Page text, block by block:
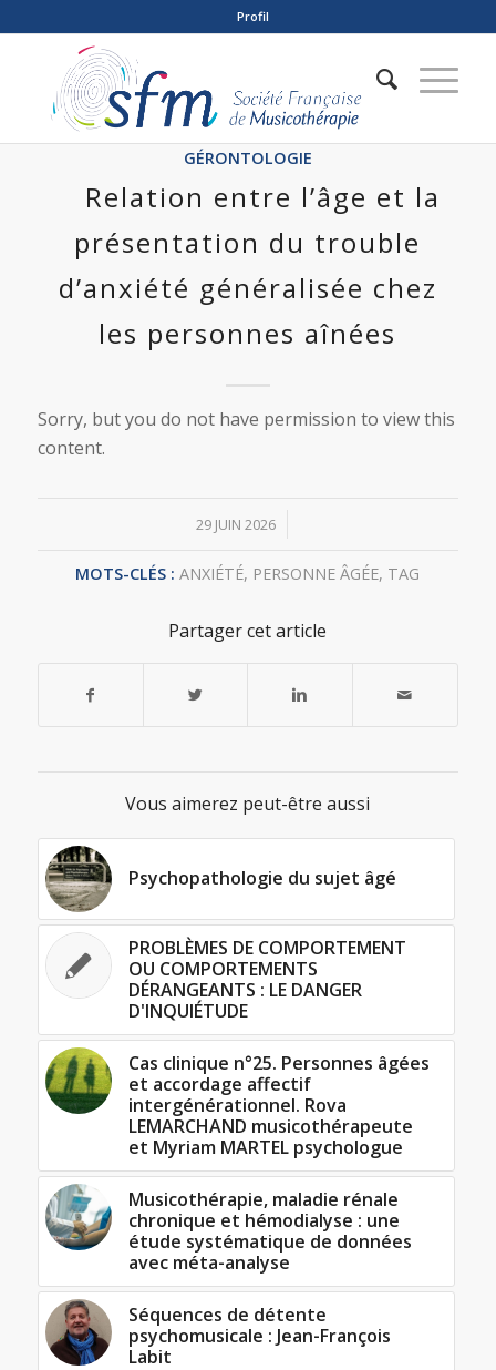
Profil
GÉRONTOLOGIE
Relation entre l’âge et la
présentation du trouble
d’anxiété généralisée chez
les personnes aînées
Sorry, but you do not have permission to view this
content.
29 JUIN 2026
/
MOTS-CLÉS : ANXIÉTÉ, PERSONNE ÂGÉE, TAG
Partager cet article
Vous aimerez peut-être aussi
Psychopathologie du sujet âgé
PROBLÈMES DE COMPORTEMENT
OU COMPORTEMENTS
DÉRANGEANTS : LE DANGER
D'INQUIÉTUDE
Cas clinique n°25. Personnes âgées
et accordage affectif
intergénérationnel. Rova
LEMARCHAND musicothérapeute
et Myriam MARTEL psychologue
Musicothérapie, maladie rénale
chronique et hémodialyse : une
étude systématique de données
avec méta-analyse
Séquences de détente
psychomusicale : Jean-François
Labit